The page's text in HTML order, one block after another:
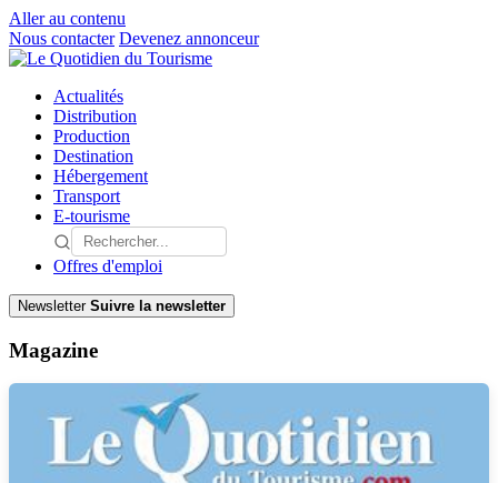
Aller au contenu
Nous contacter Devenez annonceur
Actualités
Distribution
Production
Destination
Hébergement
Transport
E-tourisme
Offres d'emploi
Newsletter Suivre la newsletter
Magazine